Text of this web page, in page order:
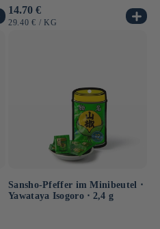
Normaler
Preis
14.70 €
GRUNDPREIS
29.40 € / PRO
KG
Sansho-Pfeffer im Minibeutel ⋅
Yawataya Isogoro ⋅ 2,4 g